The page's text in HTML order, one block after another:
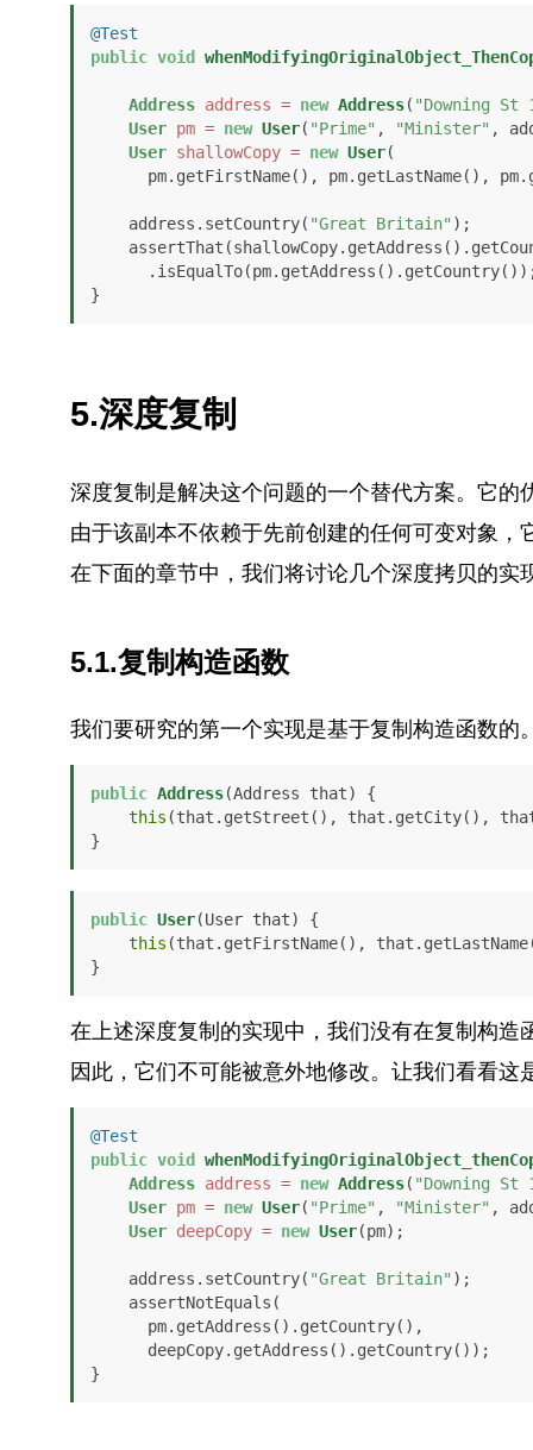
@Test
public void
Address address = new Address( "Downing St
User pm = new User( "Prime" , "Minister" ,
User shallowCopy = new User(
    address.setCountry(
"Great Britain" );
}
5.深度复制
深度复制是解决这个问题的一个替代方案。它的
由于该副本不依赖于先前创建的任何可变对象
在下面的章节中，我们将讨论几个深度拷贝的实
5.1.复制构造函数
我们要研究的第一个实现是基于复制构造函数的
public Address(Address that)
{
this (that.getStreet(), that.getCity(),
}
public User(User that)
{
this (that.getFirstName(),
}
在上述深度复制的实现中，我们没有在复制构造
因此，它们不可能被意外地修改。让我们看看这
@Test
public void
Address address = new Address( "Downing St
User pm = new User( "Prime" , "Minister" ,
User deepCopy = new User(pm);
    address.setCountry(
"Great Britain" );
}